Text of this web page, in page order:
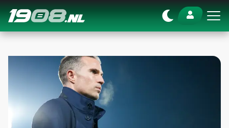
Navigation